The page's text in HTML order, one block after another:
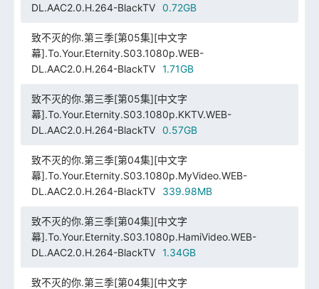
DL.AAC2.0.H.264-BlackTV
0.72GB
致不灭的你.第三季[第05集][中文字
幕].To.Your.Eternity.S03.1080p.WEB-
DL.AAC2.0.H.264-BlackTV
1.71GB
致不灭的你.第三季[第05集][中文字
幕].To.Your.Eternity.S03.1080p.KKTV.WEB-
DL.AAC2.0.H.264-BlackTV
0.57GB
致不灭的你.第三季[第04集][中文字
幕].To.Your.Eternity.S03.1080p.MyVideo.WEB-
DL.AAC2.0.H.264-BlackTV
339.98MB
致不灭的你.第三季[第04集][中文字
幕].To.Your.Eternity.S03.1080p.HamiVideo.WEB-
DL.AAC2.0.H.264-BlackTV
1.34GB
致不灭的你.第三季[第04集][中文字